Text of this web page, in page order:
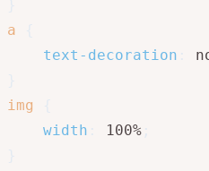
a
text-decoration
img
width
100%